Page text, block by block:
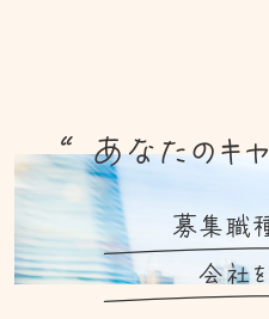
“ あなたのキャ
募集職
会社を